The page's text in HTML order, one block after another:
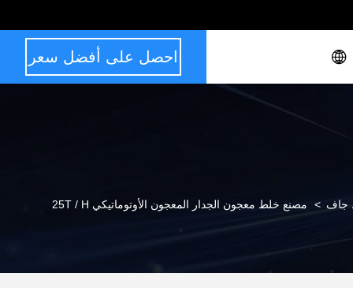
احصل على أفضل سعر
جاف > مصنع خلط معجون الجدار المعجون الأوتوماتيكي 25T / H